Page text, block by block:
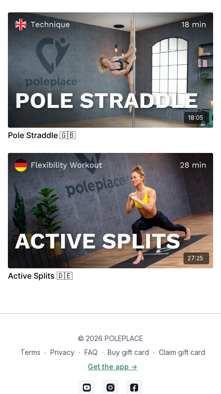
18:05
Pole Straddle 🇬🇧
27:25
Active Splits 🇩🇪
© 2026 POLEPLACE
Terms ∙ Privacy ∙ FAQ ∙ Buy gift card ∙ Claim gift card
Get the app ->